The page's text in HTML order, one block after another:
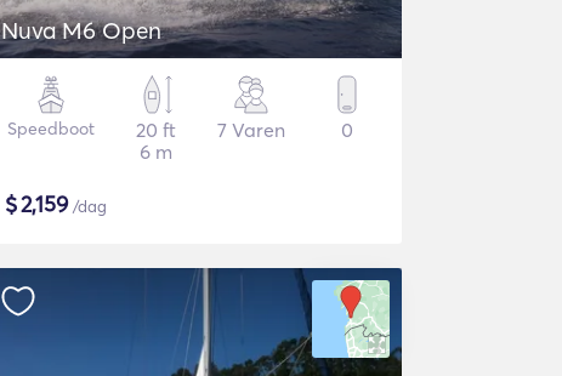
Nuva M6 Open
Speedboot
20 ft
6 m
7 Varen 0
$2,159/dag